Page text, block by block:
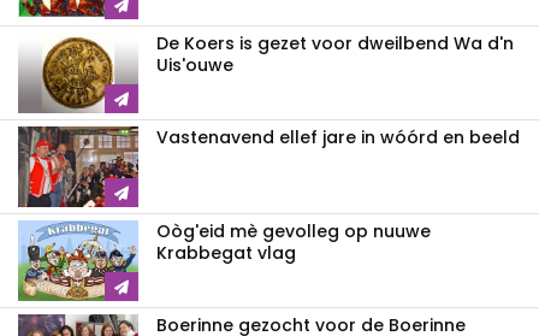
De Koers is gezet voor dweilbend Wa d'n
Uis'ouwe
Vastenavend ellef jare in wóórd en beeld
Oòg'eid mè gevolleg op nuuwe
Krabbegat vlag
Boerinne gezocht voor de Boerinne